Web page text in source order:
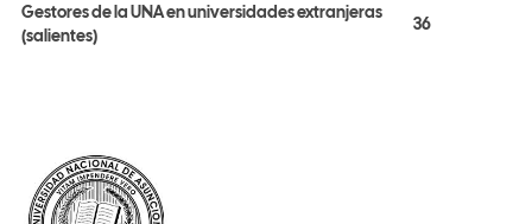
Gestores de la UNA en universidades extranjeras
(salientes)
36